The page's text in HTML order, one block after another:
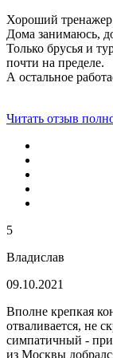
Хороший
Дома занимаюсь,
Только брусья и
почти на пределе.
А остальное
Читать отзыв
5
Владислав
09.10.2021
Вполне крепкая
отваливается, не
симпатичный -
из Москвы